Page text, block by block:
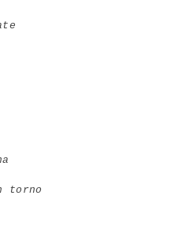
torno